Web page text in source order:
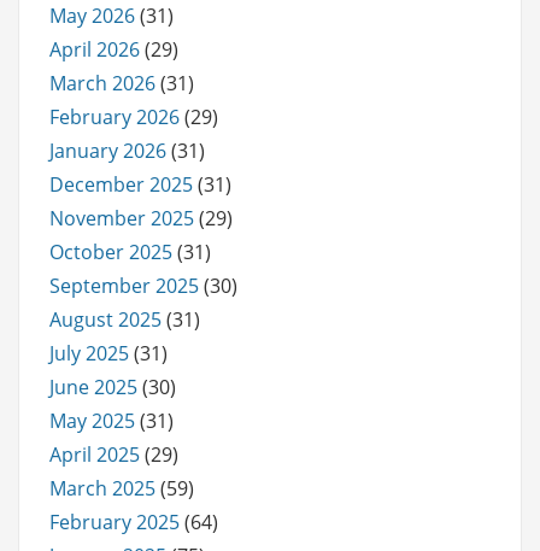
May 2026(31)
April 2026(29)
March 2026(31)
February 2026(29)
January 2026(31)
December 2025(31)
November 2025(29)
October 2025(31)
September 2025(30)
August 2025(31)
July 2025(31)
June 2025(30)
May 2025(31)
April 2025(29)
March 2025(59)
February 2025(64)